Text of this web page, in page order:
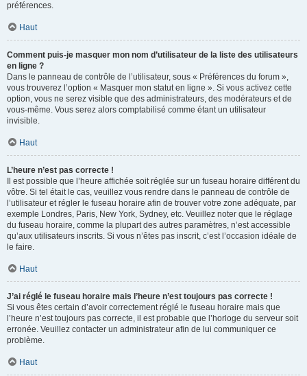
préférences.
Haut
Comment puis-je masquer mon nom d’utilisateur de la liste des utilisateurs
en ligne ?
Dans le panneau de contrôle de l’utilisateur, sous « Préférences du forum »,
vous trouverez l’option « Masquer mon statut en ligne ». Si vous activez cette
option, vous ne serez visible que des administrateurs, des modérateurs et de
vous-même. Vous serez alors comptabilisé comme étant un utilisateur
invisible.
Haut
L’heure n’est pas correcte !
Il est possible que l’heure affichée soit réglée sur un fuseau horaire différent du
vôtre. Si tel était le cas, veuillez vous rendre dans le panneau de contrôle de
l’utilisateur et régler le fuseau horaire afin de trouver votre zone adéquate, par
exemple Londres, Paris, New York, Sydney, etc. Veuillez noter que le réglage
du fuseau horaire, comme la plupart des autres paramètres, n’est accessible
qu’aux utilisateurs inscrits. Si vous n’êtes pas inscrit, c’est l’occasion idéale de
le faire.
Haut
J’ai réglé le fuseau horaire mais l’heure n’est toujours pas correcte !
Si vous êtes certain d’avoir correctement réglé le fuseau horaire mais que
l’heure n’est toujours pas correcte, il est probable que l’horloge du serveur soit
erronée. Veuillez contacter un administrateur afin de lui communiquer ce
problème.
Haut